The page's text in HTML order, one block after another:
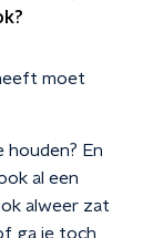
moet
houden? En
al een
alweer zat
ga je toch